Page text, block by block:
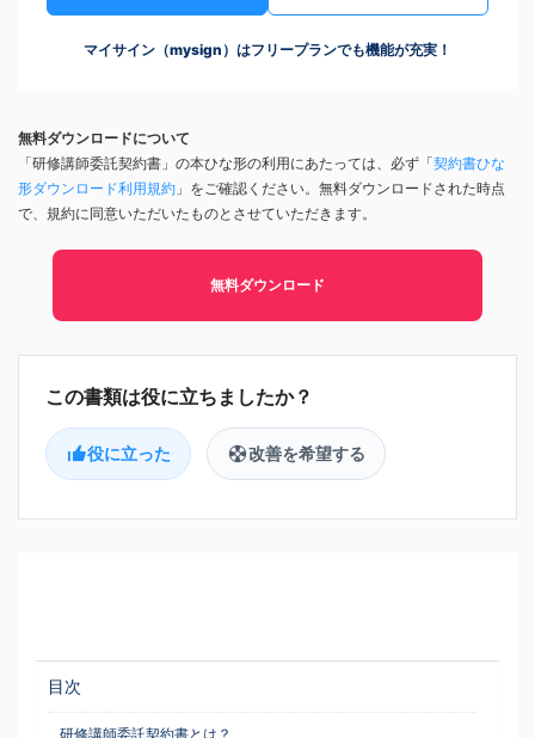
マイサイン（mysign）はフリープランでも機能が充実！
無料ダウンロードについて
「研修講師委託契約書」の本ひな形の利用にあたっては、必ず「契約書ひな
形ダウンロード利用規約 」をご確認ください。無料ダウンロードされた時点
で、規約に同意いただいたものとさせていただきます。
無料ダウンロード
役に立った 改善を希望する
目次